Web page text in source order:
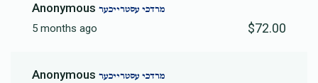
Anonymous מרדכי עסטרייכער
5 months ago $72.00
Anonymous מרדכי עסטרייכער